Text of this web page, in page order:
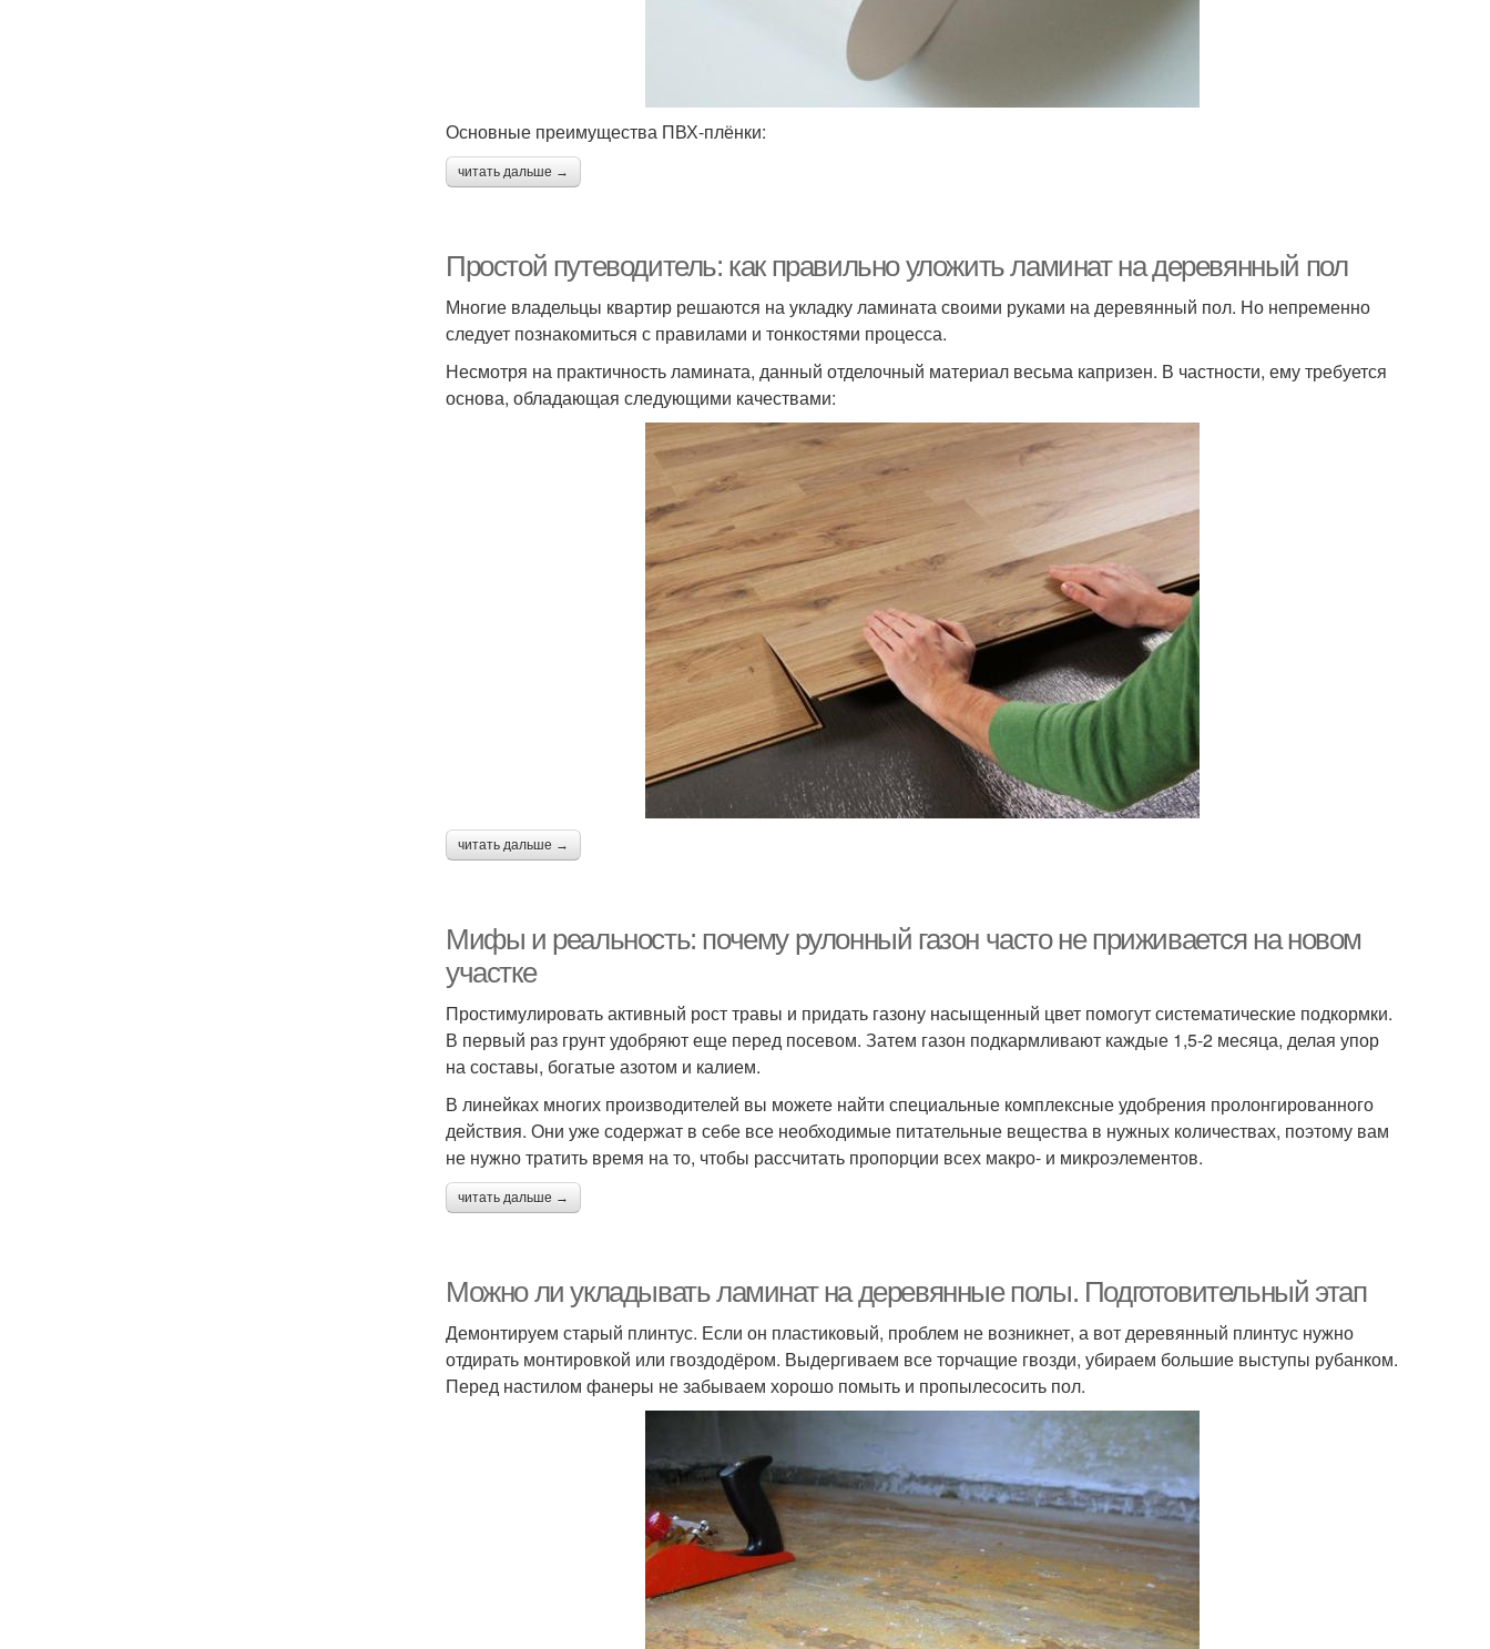
Основные преимущества ПВХ-плёнки:
читать дальше →
Простой путеводитель: как правильно уложить ламинат на деревянный пол
Многие владельцы квартир решаются на укладку ламината своими руками на деревянный пол. Но непременно
следует познакомиться с правилами и тонкостями процесса.
Несмотря на практичность ламината, данный отделочный материал весьма капризен. В частности, ему требуется
основа, обладающая следующими качествами:
читать дальше →
Мифы и реальность: почему рулонный газон часто не приживается на новом
участке
Простимулировать активный рост травы и придать газону насыщенный цвет помогут систематические подкормки.
В первый раз грунт удобряют еще перед посевом. Затем газон подкармливают каждые 1,5-2 месяца, делая упор
на составы, богатые азотом и калием.
В линейках многих производителей вы можете найти специальные комплексные удобрения пролонгированного
действия. Они уже содержат в себе все необходимые питательные вещества в нужных количествах, поэтому вам
не нужно тратить время на то, чтобы рассчитать пропорции всех макро- и микроэлементов.
читать дальше →
Можно ли укладывать ламинат на деревянные полы. Подготовительный этап
Демонтируем старый плинтус. Если он пластиковый, проблем не возникнет, а вот деревянный плинтус нужно
отдирать монтировкой или гвоздодёром. Выдергиваем все торчащие гвозди, убираем большие выступы рубанком.
Перед настилом фанеры не забываем хорошо помыть и пропылесосить пол.